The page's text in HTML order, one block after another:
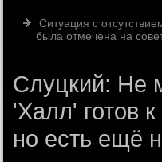
Ситуация с
была отмечена на
Слуцкий: Не
'Халл' готов
но есть ещё